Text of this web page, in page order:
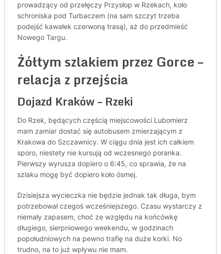
prowadzący od przełęczy Przysłop w Rzekach, koło
schroniska pod Turbaczem (na sam szczyt trzeba
podejść kawałek czerwoną trasą), aż do przedmieść
Nowego Targu.
Żółtym szlakiem przez Gorce –
relacja z przejścia
Dojazd Kraków – Rzeki
Do Rzek, będących częścią miejscowości Lubomierz
mam zamiar dostać się autobusem zmierzającym z
Krakowa do Szczawnicy. W ciągu dnia jest ich całkiem
sporo, niestety nie kursują od wczesnego poranka.
Pierwszy wyrusza dopiero o 6:45, co sprawia, że na
szlaku mogę być dopiero koło ósmej.
Dzisiejsza wycieczka nie będzie jednak tak długa, bym
potrzebował czegoś wcześniejszego. Czasu wystarczy z
niemały zapasem, choć ze względu na końcówkę
długiego, sierpniowego weekendu, w godzinach
popołudniowych na pewno trafię na duże korki. No
trudno, na to już wpływu nie mam.